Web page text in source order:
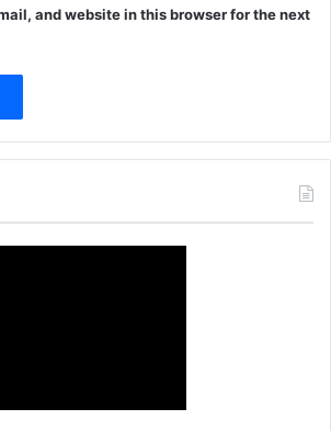
and website in this browser for the next